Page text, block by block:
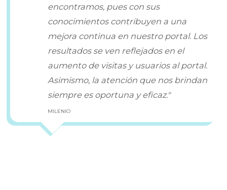
encontramos, pues con sus
conocimientos contribuyen a una
mejora continua en nuestro portal. Los
resultados se ven reflejados en el
aumento de visitas y usuarios al portal.
Asimismo, la atención que nos brindan
siempre es oportuna y eficaz."
MILENIO